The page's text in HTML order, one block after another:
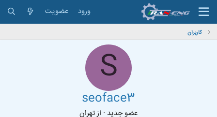
ورود عضویت
کاربران
S
seoface3
عضو جدید · ازتهران